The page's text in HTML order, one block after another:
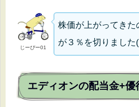
じーぴー01
株価が上がってきた
が３％を切りました
エディオンの配当金+優